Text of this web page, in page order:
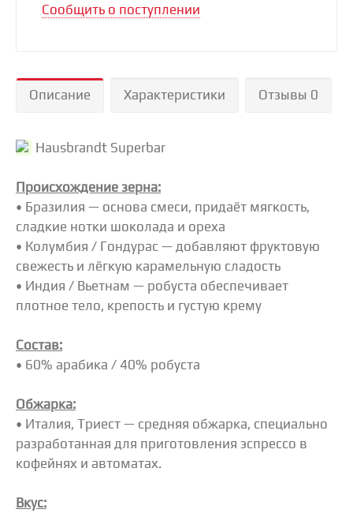
Сообщить о поступлении
Описание Характеристики Отзывы 0
Hausbrandt Superbar
Происхождение зерна:
• Бразилия — основа смеси, придаёт мягкость,
сладкие нотки шоколада и ореха
• Колумбия / Гондурас — добавляют фруктовую
свежесть и лёгкую карамельную сладость
• Индия / Вьетнам — робуста обеспечивает
плотное тело, крепость и густую крему
Состав:
• 60% арабика / 40% робуста
Обжарка:
• Италия, Триест — средняя обжарка, специально
разработанная для приготовления эспрессо в
кофейнях и автоматах.
Вкус: